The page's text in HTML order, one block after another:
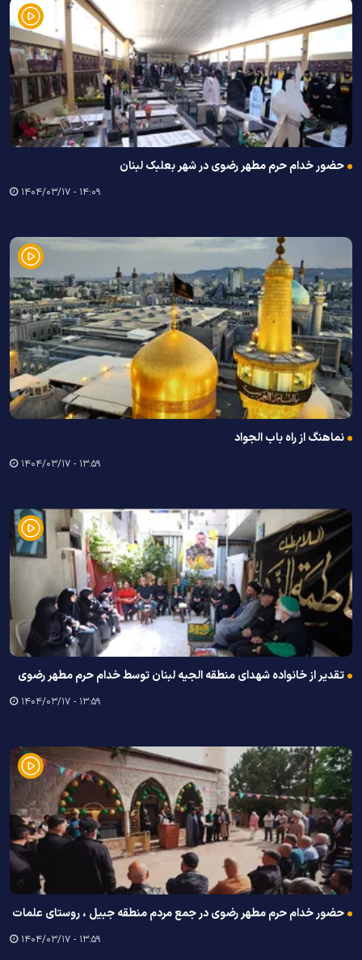
حضور خدام حرم مطهر رضوی در شهر بعلبک لبنان
۱۴:۰۹ - ۱۴۰۴/۰۳/۱۷
نماهنگ از راه باب الجواد
۱۳:۵۹ - ۱۴۰۴/۰۳/۱۷
تقدیر از خانواده شهدای منطقه الجیه لبنان توسط خدام حرم مطهر رضوی
۱۳:۵۹ - ۱۴۰۴/۰۳/۱۷
حضور خدام حرم مطهر رضوی در جمع مردم منطقه جبیل ، روستای علمات
۱۳:۵۹ - ۱۴۰۴/۰۳/۱۷